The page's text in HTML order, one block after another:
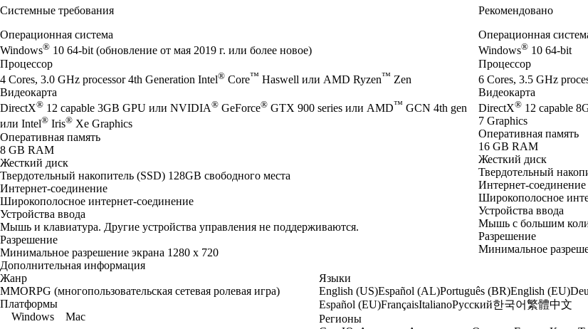
Системные требования
Операционная система
Windows® 10 64-bit (обновление от мая 2019 г. или более новое)
Процессор
4 Cores, 3.0 GHz processor 4th Generation Intel® Core™ Haswell или AMD Ryzen™ Zen
Видеокарта
DirectX® 12 capable 3GB GPU или NVIDIA® GeForce® GTX 900 series или AMD™ GCN 4th gen
или Intel® Iris® Xe Graphics
Оперативная память
8 GB RAM
Жесткий диск
Твердотельный накопитель (SSD) 128GB свободного места
Интернет-соединение
Широкополосное интернет-соединение
Устройства ввода
Мышь и клавиатура. Другие устройства управления не поддерживаются.
Разрешение
Минимальное разрешение экрана 1280 x 720
Рекомендовано
Операционная
Windows® 10 64-bit
Процессор
6 Cores, 3.5 GHz
Видеокарта
DirectX® 12 capable
7 Graphics
Оперативная память
16 GB RAM
Жесткий диск
Твердотельный
Интернет-соединение
Широкополосное
Устройства ввода
Мышь с большим
Разрешение
Минимальное
Дополнительная информация
Жанр
MMORPG (многопользовательская сетевая ролевая игра)
Платформы
Windows
Mac
Языки
English (US)Español (AL)Português (BR)English (EU)
Español (EU)FrançaisItalianoРусский한국어繁體中文
Регионы